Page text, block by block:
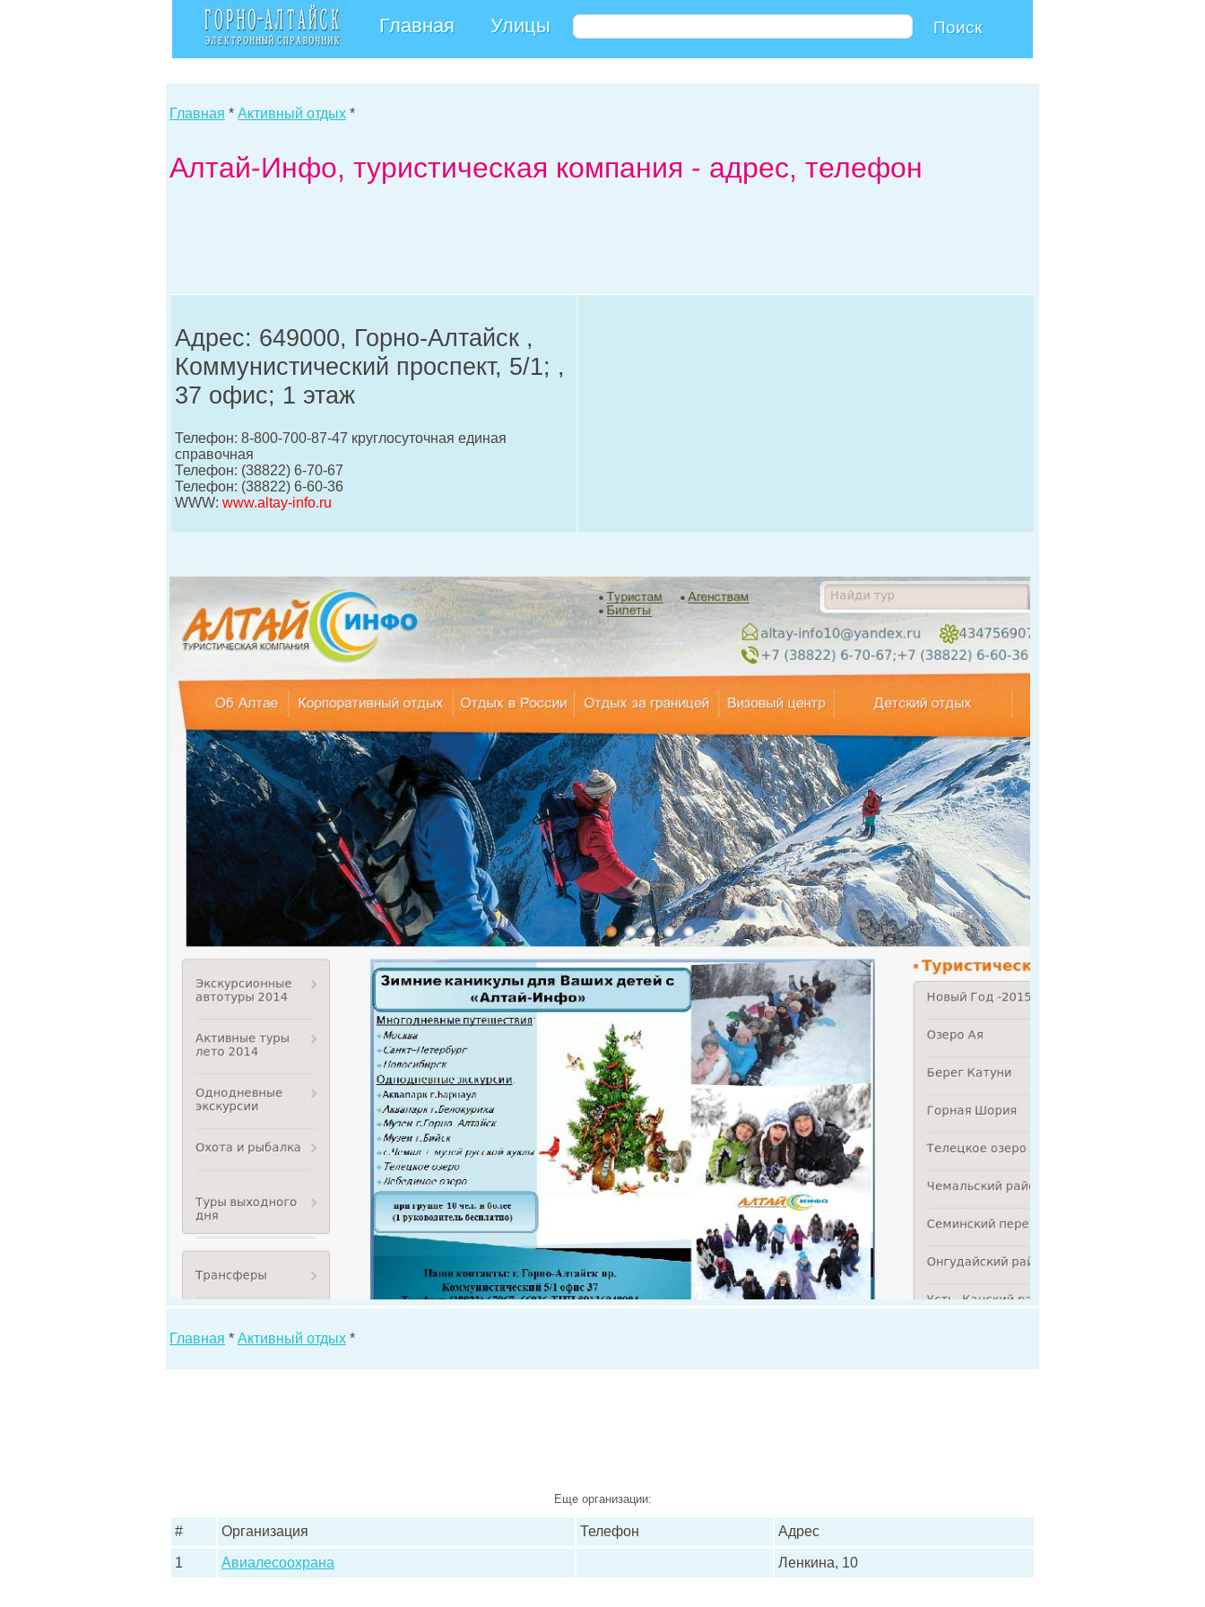
Главная Улицы
Главная * Активный отдых *
Алтай-Инфо, туристическая компания - адрес, телефон
Адрес: 649000, Горно-Алтайск ,
Коммунистический проспект, 5/1; ,
37 офис; 1 этаж
Телефон: 8-800-700-87-47 круглосуточная единая
справочная
Телефон: (38822) 6-70-67
Телефон: (38822) 6-60-36
WWW: www.altay-info.ru
Главная * Активный отдых *
Еще организации:
# Организация Телефон Адрес
1 Авиалесоохрана Ленкина, 10